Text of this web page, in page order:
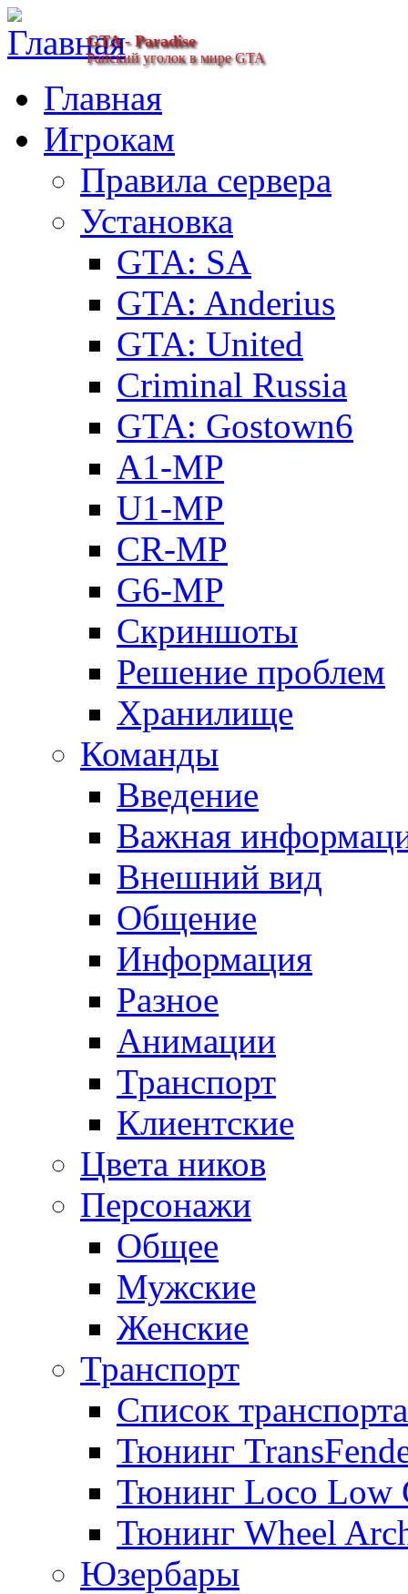
GTA - Paradise
Райский уголок в мире GTA
Главная
Игрокам
Правила сервера
Установка
GTA: SA
GTA: Anderius
GTA: United
Criminal Russia
GTA: Gostown6
A1-MP
U1-MP
CR-MP
G6-MP
Скриншоты
Решение проблем
Хранилище
Команды
Введение
Важная
Внешний вид
Общение
Информация
Разное
Анимации
Транспорт
Клиентские
Цвета ников
Персонажи
Общее
Мужские
Женские
Транспорт
Список транспорта
Тюнинг
Тюнинг Loco Low
Тюнинг Wheel
Юзербары